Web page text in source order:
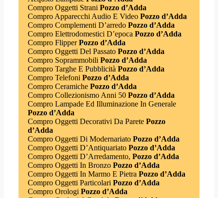
Compro Oggetti Strani Pozzo d’Adda
Compro Apparecchi Audio E VideoPozzo d’Adda
Compro Complementi D’arredoPozzo d’Adda
Compro Elettrodomestici D’epoca Pozzo d’Adda
Compro FlipperPozzo d’Adda
Compro Oggetti Del PassatoPozzo d’Adda
Compro Soprammobili Pozzo d’Adda
Compro Targhe E Pubblicità Pozzo d’Adda
Compro Telefoni Pozzo d’Adda
Compro CeramichePozzo d’Adda
Compro Collezionismo Anni 50Pozzo d’Adda
Compro Lampade Ed Illuminazione In Generale
Pozzo d’Adda
Compro Oggetti Decorativi Da ParetePozzo
d’Adda
Compro Oggetti Di ModernariatoPozzo d’Adda
Compro Oggetti D’AntiquariatoPozzo d’Adda
Compro Oggetti D’Arredamento, Pozzo d’Adda
Compro Oggetti In BronzoPozzo d’Adda
Compro Oggetti In Marmo E Pietra Pozzo d’Adda
Compro Oggetti Particolari Pozzo d’Adda
Compro Orologi Pozzo d’Adda